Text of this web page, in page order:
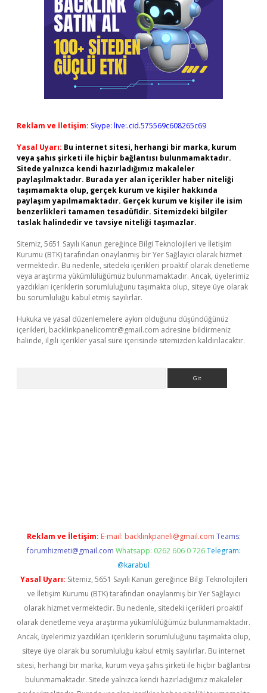
Reklam ve İletişim: Skype: live:.cid.575569c608265c69
Yasal Uyarı: Bu internet sitesi, herhangi bir marka, kurum
veya şahıs şirketi ile hiçbir bağlantısı bulunmamaktadır.
Sitede yalnızca kendi hazırladığımız makaleler
paylaşılmaktadır. Burada yer alan içerikler haber niteliği
taşımamakta olup, gerçek kurum ve kişiler hakkında
paylaşım yapılmamaktadır. Gerçek kurum ve kişiler ile isim
benzerlikleri tamamen tesadüfidir. Sitemizdeki bilgiler
taslak halindedir ve tavsiye niteliği taşımazlar.
Sitemiz, 5651 Sayılı Kanun gereğince Bilgi Teknolojileri ve İletişim
Kurumu (BTK) tarafından onaylanmış bir Yer Sağlayıcı olarak hizmet
vermektedir. Bu nedenle, sitedeki içerikleri proaktif olarak denetleme
veya araştırma yükümlülüğümüz bulunmamaktadır. Ancak, üyelerimiz
yazdıkları içeriklerin sorumluluğunu taşımakta olup, siteye üye olarak
bu sorumluluğu kabul etmiş sayılırlar.
Hukuka ve yasal düzenlemelere aykırı olduğunu düşündüğünüz
içerikleri, backlinkpanelicomtr@gmail.com adresine bildirmeniz
halinde, ilgili içerikler yasal süre içerisinde sitemizden kaldırılacaktır.
Reklam ve İletişim: E-mail: backlinkpaneli@gmail.com Teams:
forumhizmeti@gmail.com Whatsapp: 0262 606 0 726 Telegram:
@karabul
Yasal Uyarı: Sitemiz, 5651 Sayılı Kanun gereğince Bilgi Teknolojileri
ve İletişim Kurumu (BTK) tarafından onaylanmış bir Yer Sağlayıcı
olarak hizmet vermektedir. Bu nedenle, sitedeki içerikleri proaktif
olarak denetleme veya araştırma yükümlülüğümüz bulunmamaktadır.
Ancak, üyelerimiz yazdıkları içeriklerin sorumluluğunu taşımakta olup,
siteye üye olarak bu sorumluluğu kabul etmiş sayılırlar. Bu internet
sitesi, herhangi bir marka, kurum veya şahıs şirketi ile hiçbir bağlantısı
bulunmamaktadır. Sitede yalnızca kendi hazırladığımız makaleler